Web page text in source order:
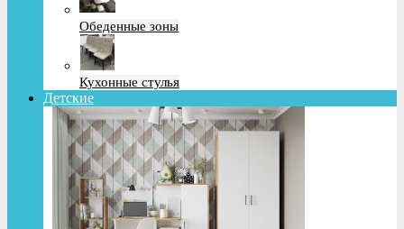
Обеденные зоны
Кухонные стулья
Детские